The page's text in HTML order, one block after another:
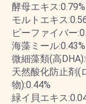
酵母エキス:0.79%
モルトエキス
ピーファイバー
海藻ミール:0.43%
微細藻類(高
天然酸化防止剤(
物):0.44%
緑イ貝エキス